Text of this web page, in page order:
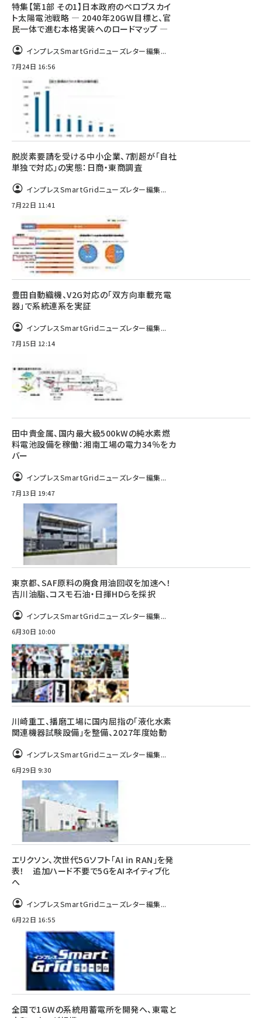
特集【第1部 その1】日本政府のペロブスカイ
ト太陽電池戦略 ― 2040年20GW目標と、官
民一体で進む本格実装へのロードマップ ―
インプレスSmartGridニューズレター編集...
7月24日 16:56
脱炭素要請を受ける中小企業、7割超が「自社
単独で対応」の実態：日商・東商調査
インプレスSmartGridニューズレター編集...
7月22日 11:41
豊田自動織機、V2G対応の「双方向車載充電
器」で系統連系を実証
インプレスSmartGridニューズレター編集...
7月15日 12:14
田中貴金属、国内最大級500kWの純水素燃
料電池設備を稼働：湘南工場の電力34％をカ
バー
インプレスSmartGridニューズレター編集...
7月13日 19:47
東京都、SAF原料の廃食用油回収を加速へ！
吉川油脂、コスモ石油・日揮HDらを採択
インプレスSmartGridニューズレター編集...
6月30日 10:00
川崎重工、播磨工場に国内屈指の「液化水素
関連機器試験設備」を整備、2027年度始動
インプレスSmartGridニューズレター編集...
6月29日 9:30
エリクソン、次世代5Gソフト「AI in RAN」を発
表！ 追加ハード不要で5GをAIネイティブ化
へ
インプレスSmartGridニューズレター編集...
6月22日 16:55
全国で1GWの系統用蓄電所を開発へ、東電と